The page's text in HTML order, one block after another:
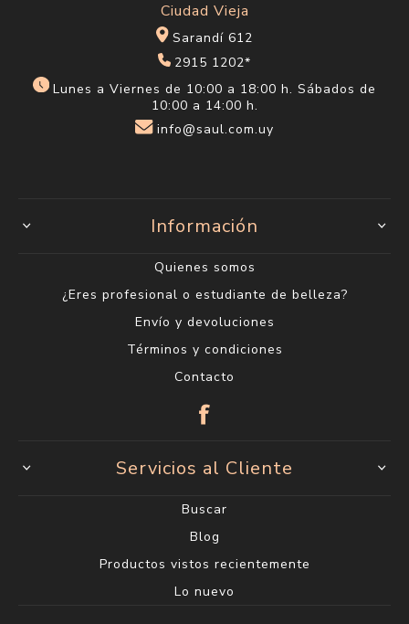
Ciudad Vieja
Sarandí 612
2915 1202*
Lunes a Viernes de 10:00 a 18:00 h. Sábados de
10:00 a 14:00 h.
info@saul.com.uy
Información
Quienes somos
¿Eres profesional o estudiante de belleza?
Envío y devoluciones
Términos y condiciones
Contacto
Servicios al Cliente
Buscar
Blog
Productos vistos recientemente
Lo nuevo